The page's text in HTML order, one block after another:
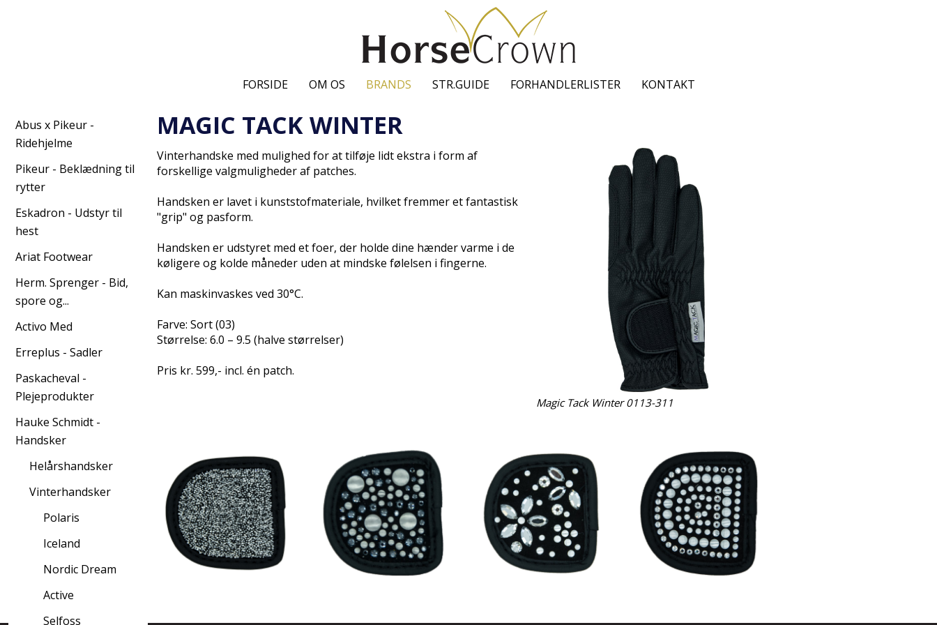
FORSIDE OM OS BRANDS STR.GUIDE FORHANDLERLISTER KONTAKT
Abus x Pikeur -
Ridehjelme
Pikeur - Beklædning til
rytter
Eskadron - Udstyr til
hest
Ariat Footwear
Herm. Sprenger - Bid,
spore og...
Activo Med
Erreplus - Sadler
Paskacheval -
Plejeprodukter
Hauke Schmidt -
Handsker
Helårshandsker
Vinterhandsker
Polaris
Iceland
Nordic Dream
Active
Selfoss
MAGIC TACK WINTER
Magic Tack Winter 0113-311
Vinterhandske med mulighed for at tilføje lidt ekstra i form af
forskellige valgmuligheder af patches.
Handsken er lavet i kunststofmateriale, hvilket fremmer et fantastisk
"grip" og pasform.
Handsken er udstyret med et foer, der holde dine hænder varme i de
køligere og kolde måneder uden at mindske følelsen i fingerne.
Kan maskinvaskes ved 30°C.
Farve: Sort (03)
Størrelse: 6.0 – 9.5 (halve størrelser)
Pris kr. 599,- incl. én patch.